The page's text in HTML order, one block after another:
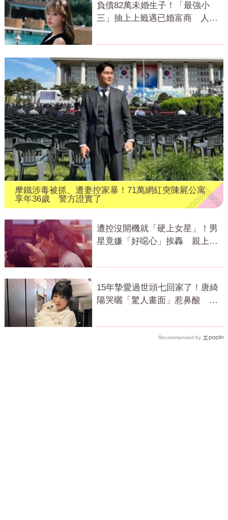
負債82萬未婚生子！「最強小
三」抽上上籤遇已婚富商 人生
摩鐵涉毒被抓、遭妻控家暴！71萬網紅突陳屍公寓
享年36歲 警方證實了
遭控沒開機就「硬上女星」！男
星竟嫌「好噁心」挨轟 親上火
15年摯愛過世頭七回家了！唐綺
陽哭曬「驚人畫面」惹鼻酸 網
Recommended by